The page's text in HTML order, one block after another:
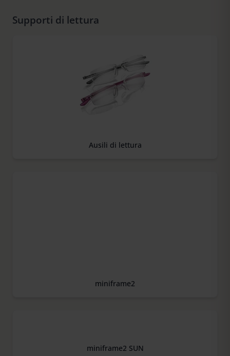
Supporti di lettura
Ausili di lettura
miniframe2
miniframe2 SUN